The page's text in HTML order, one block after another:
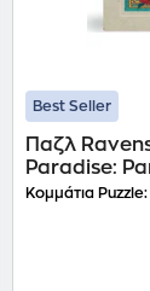
Best Seller
Παζλ
Paradise:
Blooms
Κομμάτια Puzzle: